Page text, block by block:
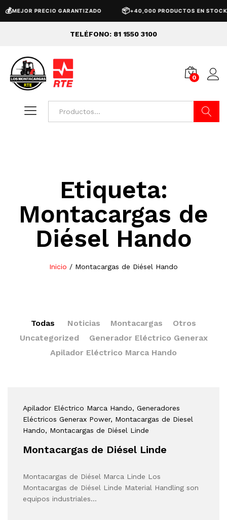
💰MEJOR PRECIO GARANTIZADO 📦+40,000 PRODUCTOS EN STOCK
TELÉFONO: 81 1550 3100
0
Etiqueta:
Montacargas de
Diésel Hando
Inicio / Montacargas de Diésel Hando
Todas Noticias Montacargas
Otros
Uncategorized
Generador Eléctrico Generax
Apilador Eléctrico Marca Hando
Apilador Eléctrico Marca Hando, Generadores
Eléctricos Generax Power, Montacargas de Diesel
Hando, Montacargas de Diésel Linde
Montacargas de Diésel Linde
Montacargas de Diésel Marca Linde Los
Montacargas de Diésel Linde Material Handling son
equipos industriales…